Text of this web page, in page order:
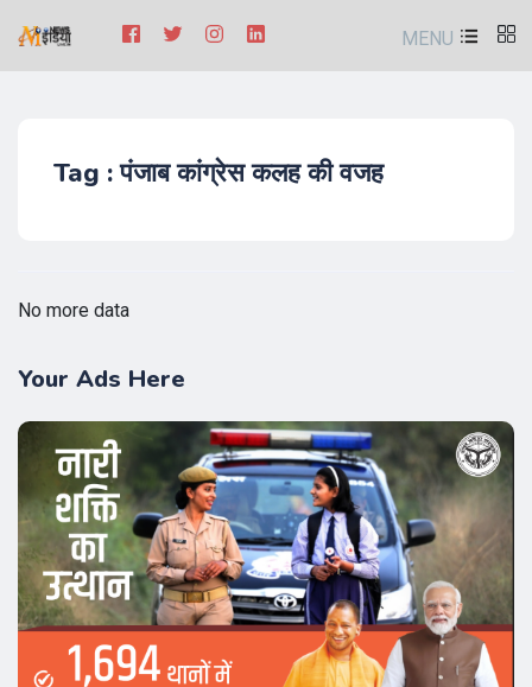
MENU
Tag : पंजाब कांग्रेस कलह की वजह
No more data
Your Ads Here